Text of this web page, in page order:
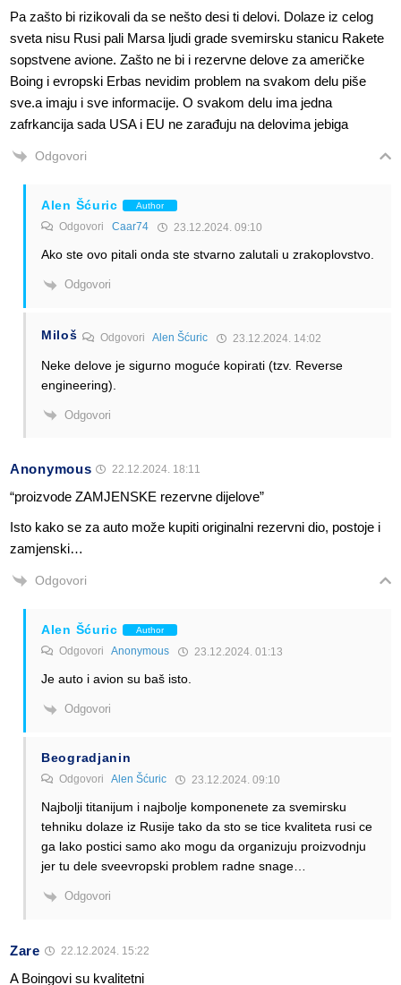
Pa zašto bi rizikovali da se nešto desi ti delovi. Dolaze iz celog
sveta nisu Rusi pali Marsa ljudi grade svemirsku stanicu Rakete
sopstvene avione. Zašto ne bi i rezervne delove za američke
Boing i evropski Erbas nevidim problem na svakom delu piše
sve.a imaju i sve informacije. O svakom delu ima jedna
zafrkancija sada USA i EU ne zarađuju na delovima jebiga
Odgovori
Alen Šćuric Author
Odgovori Caar74 23.12.2024. 09:10
Ako ste ovo pitali onda ste stvarno zalutali u zrakoplovstvo.
Odgovori
Miloš Odgovori Alen Šćuric 23.12.2024. 14:02
Neke delove je sigurno moguće kopirati (tzv. Reverse
engineering).
Odgovori
Anonymous 22.12.2024. 18:11
“proizvode ZAMJENSKE rezervne dijelove”
Isto kako se za auto može kupiti originalni rezervni dio, postoje i
zamjenski…
Odgovori
Alen Šćuric Author
Odgovori Anonymous 23.12.2024. 01:13
Je auto i avion su baš isto.
Odgovori
Beogradjanin
Odgovori Alen Šćuric 23.12.2024. 09:10
Najbolji titanijum i najbolje komponenete za svemirsku
tehniku dolaze iz Rusije tako da sto se tice kvaliteta rusi ce
ga lako postici samo ako mogu da organizuju proizvodnju
jer tu dele sveevropski problem radne snage…
Odgovori
Zare 22.12.2024. 15:22
A Boingovi su kvalitetni